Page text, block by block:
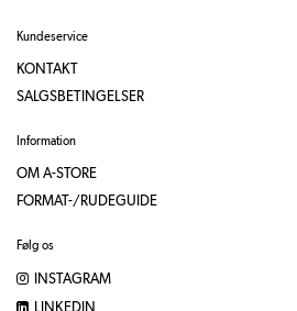
Kundeservice
KONTAKT
SALGSBETINGELSER
Information
OM A-STORE
FORMAT-/RUDEGUIDE
Følg os
INSTAGRAM